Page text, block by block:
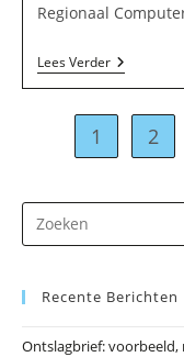
Regionaal
Lees VerderStichting
Regionaal
Een
Zeeuws
1 2
Recente Berichten
Ontslagbrief: